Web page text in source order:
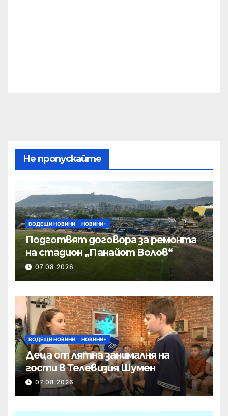
Не пропускайте
ВОДЕЩИ НОВИНИ НОВИНИ+
Подготвят договора за ремонта
на стадион „Панайот Волов“
07.08.2026
ВОДЕЩИ НОВИНИ НОВИНИ+
Деца от лятна занималня на
гости в Телевизия Шумен
07.08.2026